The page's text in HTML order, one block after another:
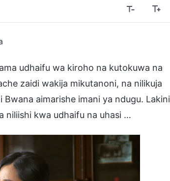
udhaifu wa kiroho na kutokuwa na
zaidi wakija mikutanoni, na nilikuja
aimarishe imani ya ndugu. Lakini
niliishi kwa udhaifu na uhasi …